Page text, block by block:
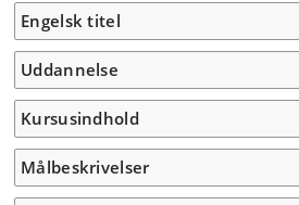
Engelsk titel
Uddannelse
Kursusindhold
Målbeskrivelser